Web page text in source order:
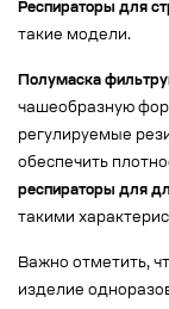
Респираторы для
такие модели.
Полумаска
чашеобразную
регулируемые
обеспечить
респираторы для
такими
Важно отметить,
изделие